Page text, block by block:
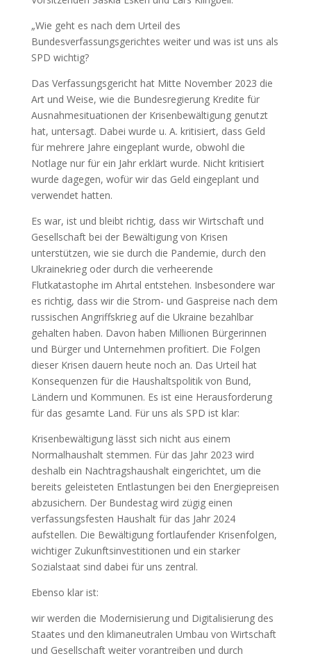
„Wie geht es nach dem Urteil des
Bundesverfassungsgerichtes weiter und was ist uns als
SPD wichtig?
Das Verfassungsgericht hat Mitte November 2023 die
Art und Weise, wie die Bundesregierung Kredite für
Ausnahmesituationen der Krisenbewältigung genutzt
hat, untersagt. Dabei wurde u. A. kritisiert, dass Geld
für mehrere Jahre eingeplant wurde, obwohl die
Notlage nur für ein Jahr erklärt wurde. Nicht kritisiert
wurde dagegen, wofür wir das Geld eingeplant und
verwendet hatten.
Es war, ist und bleibt richtig, dass wir Wirtschaft und
Gesellschaft bei der Bewältigung von Krisen
unterstützen, wie sie durch die Pandemie, durch den
Ukrainekrieg oder durch die verheerende
Flutkatastophe im Ahrtal entstehen. Insbesondere war
es richtig, dass wir die Strom- und Gaspreise nach dem
russischen Angriffskrieg auf die Ukraine bezahlbar
gehalten haben. Davon haben Millionen Bürgerinnen
und Bürger und Unternehmen profitiert. Die Folgen
dieser Krisen dauern heute noch an. Das Urteil hat
Konsequenzen für die Haushaltspolitik von Bund,
Ländern und Kommunen. Es ist eine Herausforderung
für das gesamte Land. Für uns als SPD ist klar:
Krisenbewältigung lässt sich nicht aus einem
Normalhaushalt stemmen. Für das Jahr 2023 wird
deshalb ein Nachtragshaushalt eingerichtet, um die
bereits geleisteten Entlastungen bei den Energiepreisen
abzusichern. Der Bundestag wird zügig einen
verfassungsfesten Haushalt für das Jahr 2024
aufstellen. Die Bewältigung fortlaufender Krisenfolgen,
wichtiger Zukunftsinvestitionen und ein starker
Sozialstaat sind dabei für uns zentral.
Ebenso klar ist:
wir werden die Modernisierung und Digitalisierung des
Staates und den klimaneutralen Umbau von Wirtschaft
und Gesellschaft weiter vorantreiben und durch